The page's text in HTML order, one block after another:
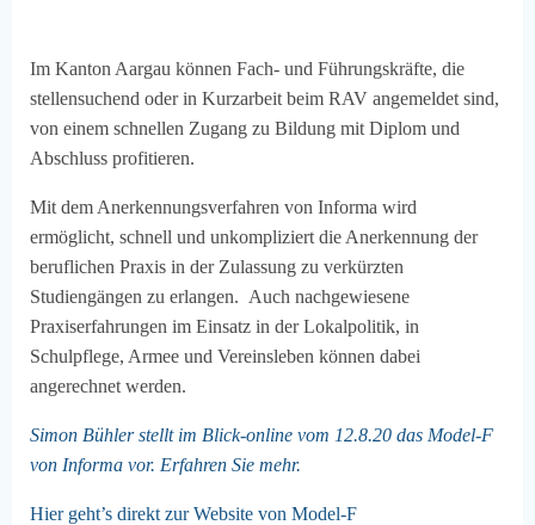
Im Kanton Aargau können Fach- und Führungskräfte, die
stellensuchend oder in Kurzarbeit beim RAV angemeldet sind,
von einem schnellen Zugang zu Bildung mit Diplom und
Abschluss profitieren.
Mit dem Anerkennungsverfahren von Informa wird
ermöglicht, schnell und unkompliziert die Anerkennung der
beruflichen Praxis in der Zulassung zu verkürzten
Studiengängen zu erlangen. Auch nachgewiesene
Praxiserfahrungen im Einsatz in der Lokalpolitik, in
Schulpflege, Armee und Vereinsleben können dabei
angerechnet werden.
Simon Bühler stellt im Blick-online vom 12.8.20 das Model-F
von Informa vor. Erfahren Sie mehr.
Hier geht’s direkt zur Website von Model-F